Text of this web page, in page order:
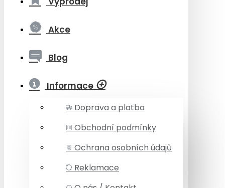
Akce
Blog
Informace
Doprava a platba
Obchodní podmínky
Ochrana osobních údajů
Reklamace